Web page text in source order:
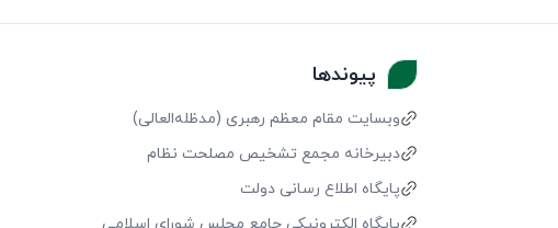
پیوندها
وبسایت مقام معظم رهبری (مد‌ظله‌العالی)
دبیرخانه مجمع تشخیص مصلحت نظام
پایگاه اطلاع رسانی دولت